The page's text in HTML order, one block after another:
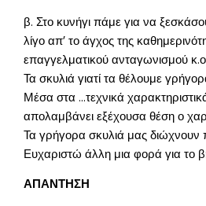
β. Στο κυνήγι πάμε για να
λίγο απ’ το άγχος της
επαγγελματικού ανταγωνισμού
Τα σκυλιά γιατί τα θέλουμε
Μέσα στα …τεχνικά
απολαμβάνει εξέχουσα θέση ο
Τα γρήγορα σκυλιά μας διώχνουν
Ευχαριστώ άλλη μια φορά για το
ΑΠΑΝΤΗΣΗ